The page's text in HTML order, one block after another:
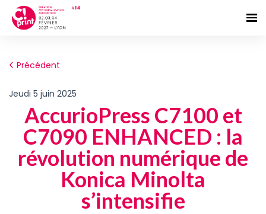
Précédent
jeudi 5 juin 2025
AccurioPress C7100 et
C7090 ENHANCED : la
révolution numérique de
Konica Minolta
s’intensifie